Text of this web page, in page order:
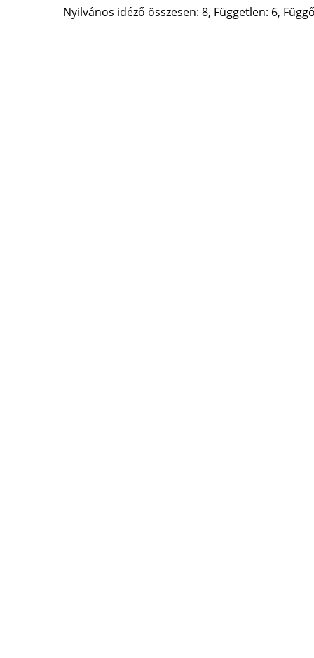
Nyilvános idéző összesen: 8, Független: 6,